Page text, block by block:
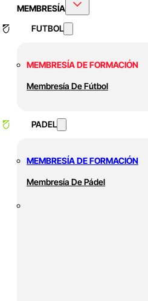
MEMBRESÍA
FUTBOL
MEMBRESÍA DE FORMACIÓN
Membresía De Fútbol
PADEL
MEMBRESÍA DE FORMACIÓN
Membresía De Pádel